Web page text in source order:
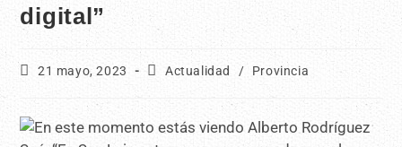
digital”
21 mayo, 2023 Actualidad / Provincia